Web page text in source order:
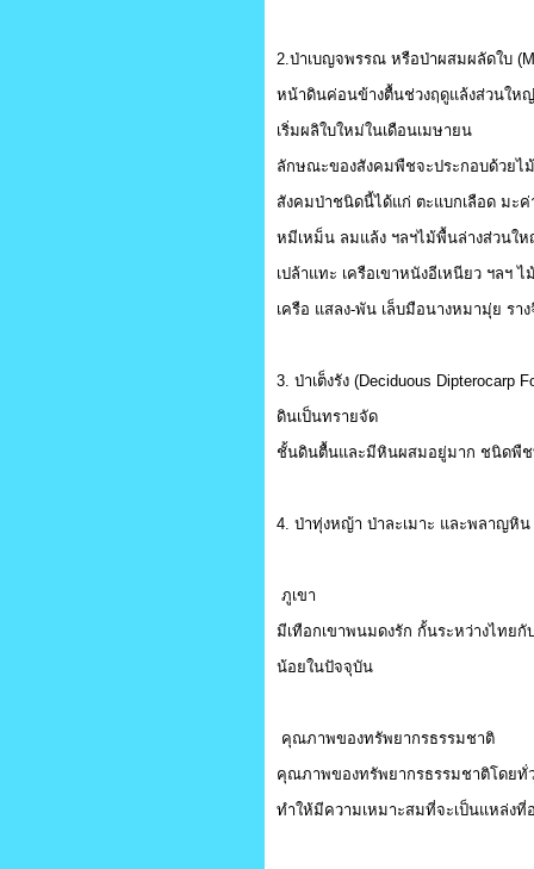
2.ป่าเบญจพรรณ หรือป่าผสมผลัดใบ
หน้าดินค่อนข้างตื้นช่วงฤดูแล้งส่วนให
เริ่มผลิใบใหม่ในเดือนเมษายน
ลักษณะของสังคมพืชจะประกอบด้วยไ
สังคมป่าชนิดนี้ได้แก่ ตะแบกเลือด มะค่
หมีเหม็น ลมแล้ง ฯลฯไม้พื้นล่างส่วนใ
เปล้าแทะ เครือเขาหนังอีเหนียว ฯลฯ
เครือ แสลง-พัน เล็บมือนางหมามุ่ย รา
3. ป่าเต็งรัง (Deciduous
ดินเป็นทรายจัด
ชั้นดินตื้นและมีหินผสมอยู่มาก ชนิดพืชที่
4. ป่าทุ่งหญ้า ป่าละเมาะ และพลาญหิ
ภูเขา
มีเทือกเขาพนมดงรัก กั้นระหว่างไทย
น้อยในปัจจุบัน
คุณภาพของทรัพยากรธรรมชาติ
คุณภาพของทรัพยากรธรรมชาติโดย
ทำให้มีความเหมาะสมที่จะเป็นแหล่งที่